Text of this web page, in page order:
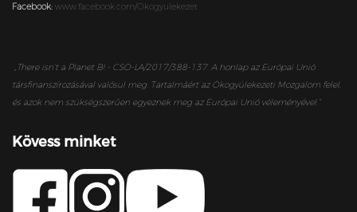
Facebook: www.facebook.com/Okogyulekezet
„ There isn’t a Planet B! - CSO-LA/2017/388-137. A honlap az Európai Unió
társfinanszírozásával valósul meg. Tartalmáért az Ökogyülekezeti Mozgalom felel,
és azok nem szükségszerűen egyeznek meg az Európai Unió véleményével.”
Kövess minket